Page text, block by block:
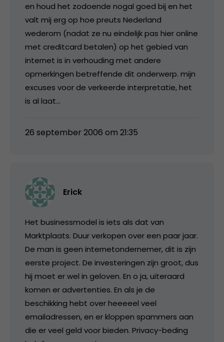
en houd het zodoende nogal goed bij en het
valt mij erg op hoe preuts Nederland
wederom (nadat ze nu eindelijk pas hier online
met creditcard betalen) op het gebied van
internet is in verhouding met andere
opmerkingen betreffende dit onderwerp. mijn
excuses voor de verkeerde interpretatie, het
is al laat…
26 september 2006 om 21:35
Erick
Het businessmodel is iets als dat van
Marktplaats. Duur verkopen over een paar jaar.
De man is geen internetondernemer, dit is zijn
eerste project. De investeringen zijn groot, dus
hij moet er wel in geloven. En o ja, uiteraard
komen er advertenties. En als je de
beschikking hebt over heeeeel veel
emailadressen, en er kloppen spammers aan
die er veel geld voor bieden. Privacy-beding